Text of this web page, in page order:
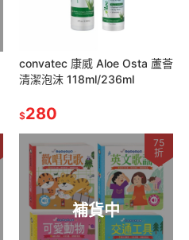
convatec 康威 Aloe Osta 蘆薈
清潔泡沫 118ml/236ml
$280
補貨中
75
折